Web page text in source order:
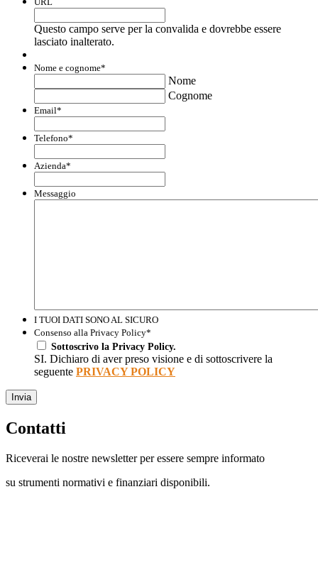
Questo campo serve per la convalida e dovrebbe essere
lasciato inalterato.
Nome e cognome*
Nome
Cognome
Email*
Telefono*
Azienda*
Messaggio
I TUOI DATI SONO AL SICURO
Consenso alla Privacy Policy*
Sottoscrivo la Privacy Policy.
SI. Dichiaro di aver preso visione e di sottoscrivere la
seguente PRIVACY POLICY
Invia
Contatti
Riceverai le nostre newsletter per essere sempre informato
su strumenti normativi e finanziari disponibili.